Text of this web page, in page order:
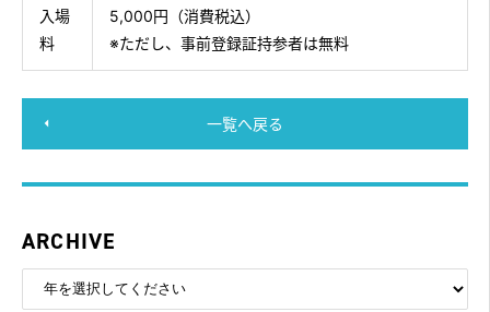
入場
料
5,000円（消費税込）
※ただし、事前登録証持参者は無料
一覧へ戻る
ARCHIVE